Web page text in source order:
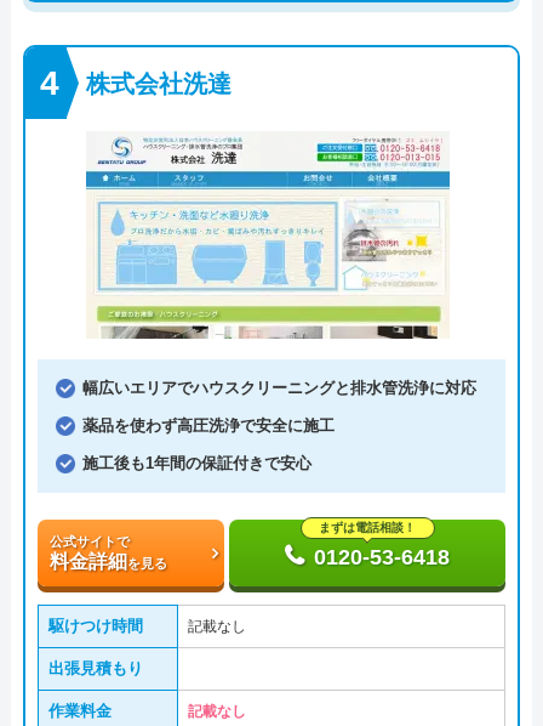
株式会社洗達
幅広いエリアでハウスクリーニングと排水管洗浄に対応
薬品を使わず高圧洗浄で安全に施工
施工後も1年間の保証付きで安心
公式サイトで
料金詳細を見る
まずは電話相談！
0120-53-6418
駆けつけ時間 記載なし
出張見積もり
作業料金 記載なし